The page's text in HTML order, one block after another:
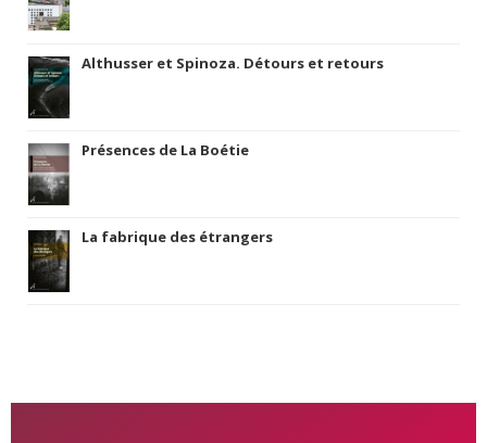
Althusser et Spinoza. Détours et retours
Présences de La Boétie
La fabrique des étrangers